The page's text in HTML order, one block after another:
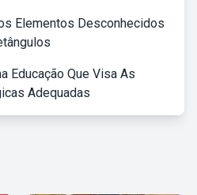
Elementos Desconhecidos
Educação Que Visa As
Adequadas